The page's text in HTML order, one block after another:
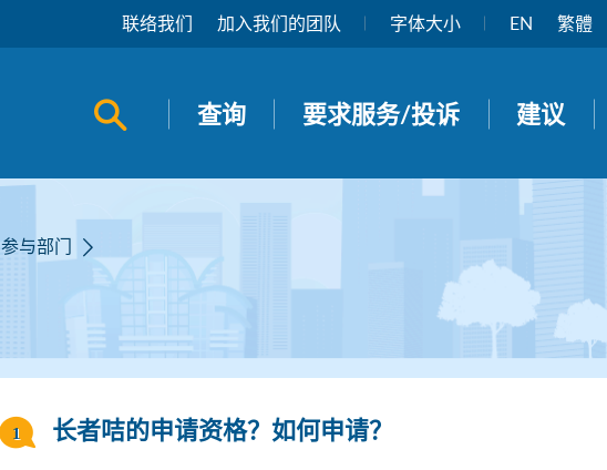
联络我们 加入我们的团队 字体大小 EN 繁體
开启搜寻面板
查询 要求服务/投诉 建议
参与部门
长者咭的申请资格？如何申请？